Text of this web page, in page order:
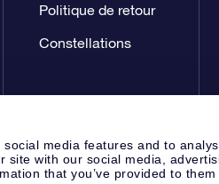
media features and to
site with our social media,
that you’ve provided to them
Politique de retour
Constellations